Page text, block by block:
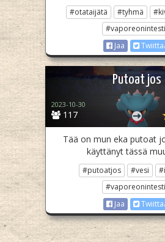
#otataijätä #tyhmä
Jaa
Putoat jos
117
2023-10-30
Tää on mun eka putoat
käyttänyt tässä
#putoatjos #vesi
Jaa